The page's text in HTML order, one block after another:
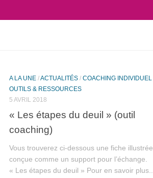
A LA UNE /ACTUALITÉS / COACHING INDIVIDUEL
OUTILS & RESSOURCES
5 AVRIL 2018
« Les étapes du deuil » (outil
coaching)
Vous trouverez ci-dessous une fiche illustrée
conçue comme un support pour l’échange.
« Les étapes du deuil » Pour en savoir plus...